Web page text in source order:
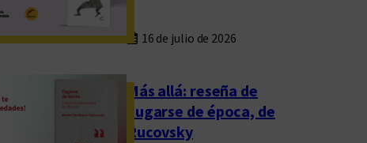
16 de julio de 2026
Más allá: reseña de
Fugarse de época, de
Rucovsky